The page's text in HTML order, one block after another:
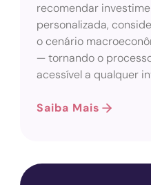
recomendar
personalizada,
o cenário
— tornando o
acessível a qualquer
Saiba Mais